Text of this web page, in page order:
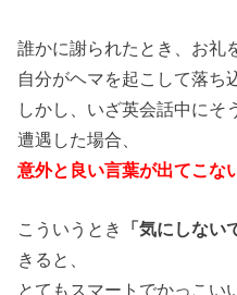
誰かに謝られたとき、お礼
自分がヘマを起こして落ち
しかし、いざ英会話中にそ
遭遇した場合、
意外と良い言葉が出てこな
こういうとき 「気にしない
きると、
とてもスマートでかっこい